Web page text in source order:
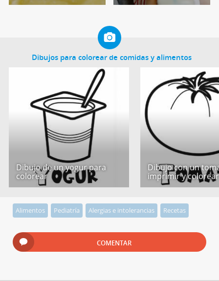
Dibujos para colorear de comidas y alimentos
Dibujo de un yogur para
colorear
Dibujo con un
imprimir y colorear
Alimentos Pediatría Alergias e intolerancias Recetas
COMENTAR